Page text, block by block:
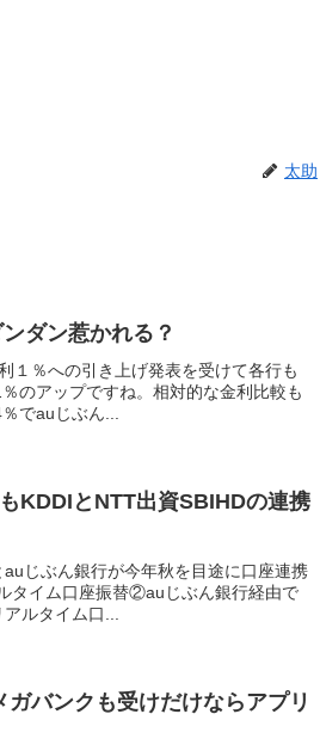
太助
ダン惹かれる？
１％への引き上げ発表を受けて各行も
のアップですね。相対的な金利比較も
でauじぶん...
KDDIとNTT出資SBIHDの連携
じぶん銀行が今年秋を目途に口座連携
タイム口座振替②auじぶん銀行経由で
ルタイム口...
バンクも受けだけならアプリ